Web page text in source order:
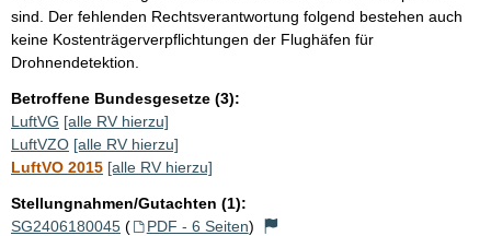
sind. Der fehlenden Rechtsverantwortung folgend bestehen auch
keine Kostenträgerverpflichtungen der Flughäfen für
Drohnendetektion.
Betroffene Bundesgesetze (3):
LuftVG [alle RV hierzu]
LuftVZO [alle RV hierzu]
LuftVO 2015 [alle RV hierzu]
Stellungnahmen/Gutachten (1):
SG2406180045 ( PDF - 6 Seiten)